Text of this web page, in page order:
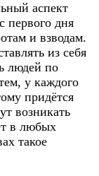
аспект
первого дня
и взводам.
из себя
людей по
у каждого
придётся
возникать
в любых
такое